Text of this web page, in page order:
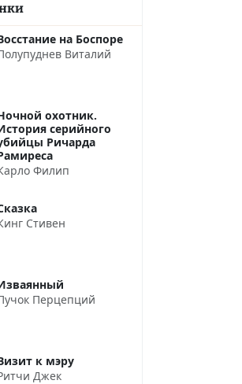
на Боспоре
Виталий
охотник.
серийного
Ричарда
Филип
Стивен
Перцепций
к мэру
Джек